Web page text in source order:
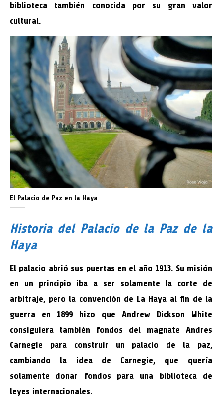
biblioteca también conocida por su gran valor
cultural.
El Palacio de Paz en la Haya
Historia del Palacio de la Paz de la
Haya
El palacio abrió sus puertas en el año 1913. Su misión
en un principio iba a ser solamente la corte de
arbitraje, pero la convención de La Haya al fin de la
guerra en 1899 hizo que Andrew Dickson White
consiguiera también fondos del magnate Andres
Carnegie para construir un palacio de la paz,
cambiando la idea de Carnegie, que quería
solamente donar fondos para una biblioteca de
leyes internacionales.